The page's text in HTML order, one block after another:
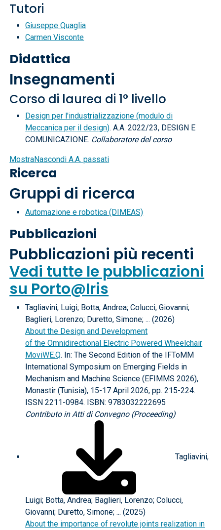
Tutori
Giuseppe Quaglia
Carmen Visconte
Didattica
Insegnamenti
Corso di laurea di 1° livello
Design per l'industrializzazione (modulo di
Meccanica per il design). A.A. 2022/23, DESIGN E
COMUNICAZIONE. Collaboratore del corso
MostraNascondi A.A. passati
Ricerca
Gruppi di ricerca
Automazione e robotica (DIMEAS)
Pubblicazioni
Pubblicazioni più recenti
Vedi tutte le pubblicazioni
su Porto@Iris
Tagliavini, Luigi; Botta, Andrea; Colucci, Giovanni;
Baglieri, Lorenzo; Duretto, Simone; ... (2026)
About the Design and Development
of the Omnidirectional Electric Powered Wheelchair
MoviWE.Q. In: The Second Edition of the IFToMM
International Symposium on Emerging Fields in
Mechanism and Machine Science (EFIMMS 2026),
Monastir (Tunisia), 15-17 April 2026, pp. 215-224.
ISSN 2211-0984. ISBN: 9783032222695
Contributo in Atti di Convegno (Proceeding)
Tagliavini,
Luigi; Botta, Andrea; Baglieri, Lorenzo; Colucci,
Giovanni; Duretto, Simone; ... (2025)
About the importance of revolute joints realization in